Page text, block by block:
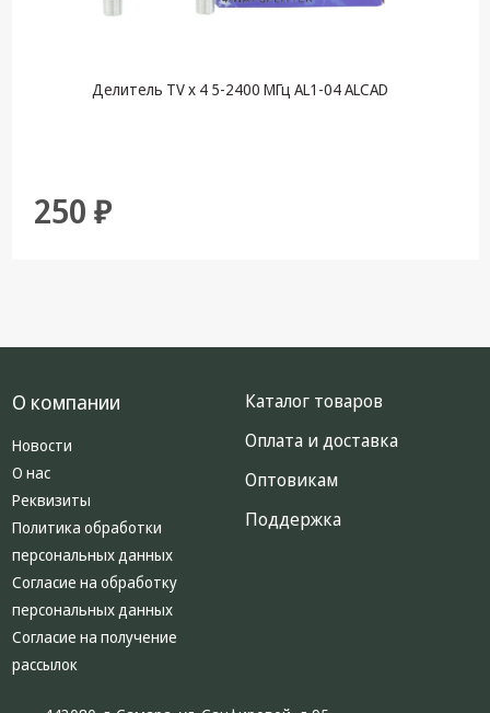
Делитель TV х 4 5-2400 МГц AL1-04 ALCAD
250 ₽
О компании
Новости
О нас
Реквизиты
Политика обработки
персональных данных
Согласие на обработку
персональных данных
Согласие на получение
рассылок
Каталог товаров
Оплата и доставка
Оптовикам
Поддержка